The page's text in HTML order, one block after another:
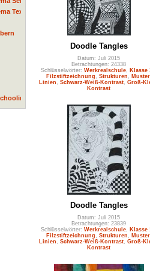
Textil
Doodle Tangles
Datum: Juli 2015
Betrachtungen: 24338
Schlüsselwörter: Werkrealschule,
Klasse
Filzstiftzeichnung
Strukturen Muster
Linien
Schwarz-Weiß-Kontrast, Groß-
Kontrast
Doodle Tangles
Datum: Juli 2015
Betrachtungen: 23839
Schlüsselwörter: Werkrealschule,
Klasse
Filzstiftzeichnung
Strukturen Muster
Linien
Schwarz-Weiß-Kontrast, Groß-
Kontrast